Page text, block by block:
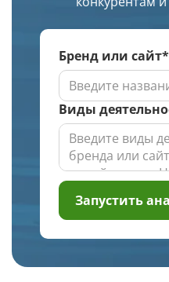
проверки
Бренд или сайт*
Виды
Запустить